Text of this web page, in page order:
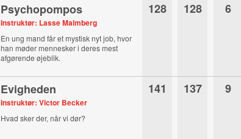
Psychopompos
Instruktør: Lasse Malmberg
En ung mand får et mystisk nyt job, hvor
han møder mennesker i deres mest
afgørende øjeblik.
128 128 6
Evigheden
Instruktør: Victor Becker
Hvad sker der, når vi dør?
141 137 9